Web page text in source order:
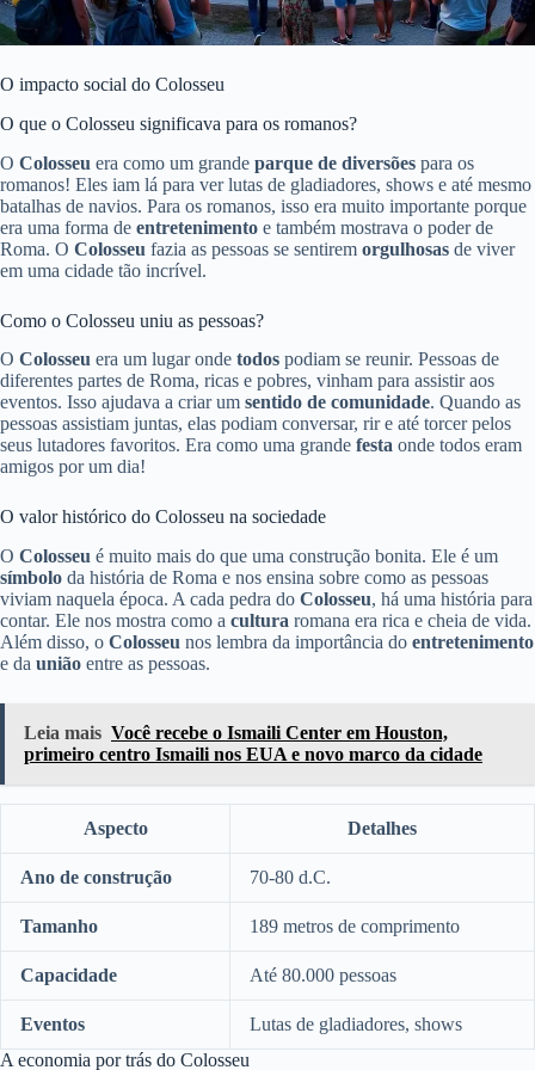
O impacto social do Colosseu
O que o Colosseu significava para os romanos?
O Colosseu era como um grande parque de diversões para os
romanos! Eles iam lá para ver lutas de gladiadores, shows e até mesmo
batalhas de navios. Para os romanos, isso era muito importante porque
era uma forma de entretenimento e também mostrava o poder de
Roma. O Colosseu fazia as pessoas se sentirem orgulhosas de viver
em uma cidade tão incrível.
Como o Colosseu uniu as pessoas?
O Colosseu era um lugar onde todos podiam se reunir. Pessoas de
diferentes partes de Roma, ricas e pobres, vinham para assistir aos
eventos. Isso ajudava a criar um sentido de comunidade. Quando as
pessoas assistiam juntas, elas podiam conversar, rir e até torcer pelos
seus lutadores favoritos. Era como uma grande festa onde todos eram
amigos por um dia!
O valor histórico do Colosseu na sociedade
O Colosseu é muito mais do que uma construção bonita. Ele é um
símbolo da história de Roma e nos ensina sobre como as pessoas
viviam naquela época. A cada pedra do Colosseu, há uma história para
contar. Ele nos mostra como a cultura romana era rica e cheia de vida.
Além disso, o Colosseu nos lembra da importância do entretenimento
e da união entre as pessoas.
Leia mais Você recebe o Ismaili Center em Houston,
primeiro centro Ismaili nos EUA e novo marco da cidade
Aspecto Detalhes
Ano de construção 70-80 d.C.
Tamanho 189 metros de comprimento
Capacidade Até 80.000 pessoas
Eventos
Lutas de gladiadores, shows
A economia por trás do Colosseu